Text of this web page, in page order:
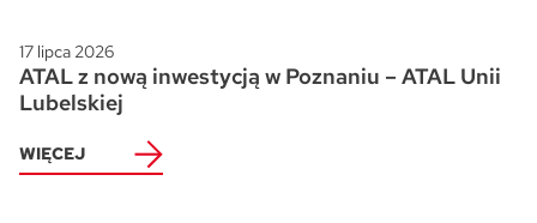
17 lipca 2026
ATAL z nową inwestycją w Poznaniu – ATAL Unii
Lubelskiej
WIĘCEJ